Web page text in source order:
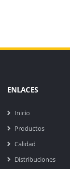
ENLACES
Inicio
Productos
Calidad
Distribuciones